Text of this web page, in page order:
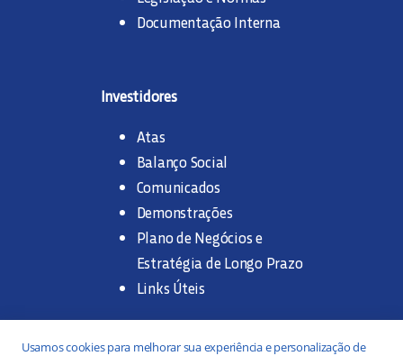
Documentação Interna
Investidores
Atas
Balanço Social
Comunicados
Demonstrações
Plano de Negócios e
Estratégia de Longo Prazo
Links Úteis
Trabalhe na SANASA
Usamos cookies para melhorar sua experiência e personalização de